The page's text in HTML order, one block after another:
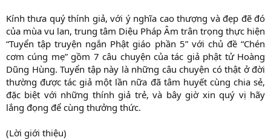
Kính thưa quý thính giả, với ý nghĩa cao thượng và đẹp đẽ đó
của mùa vu lan, trung tâm Diệu Pháp Âm trân trọng thực hiện
“Tuyển tập truyện ngắn Phật giáo phần 5” với chủ đề “Chén
cơm cúng mẹ” gồm 7 câu chuyện của tác giả phật tử Hoàng
Dũng Hùng. Tuyển tập này là những câu chuyện có thật ở đời
thường được tác giả một lần nữa đã tâm huyết cùng chia sẻ,
đặc biệt với những thính giả trẻ, và bây giờ xin quý vị hãy
lắng đọng để cùng thưởng thức.
(Lời giới thiệu)